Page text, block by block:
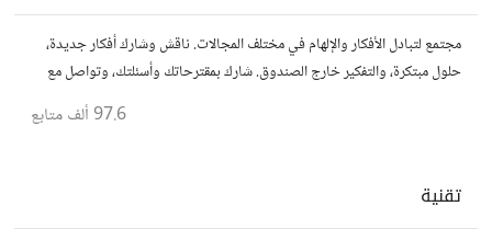
مجتمع لتبادل الأفكار والإلهام في مختلف المجالات. ناقش وشارك أفكار جديدة،
حلول مبتكرة، والتفكير خارج الصندوق. شارك بمقترحاتك وأسئلتك، وتواصل مع
97.6 ألف متابع
تقنية